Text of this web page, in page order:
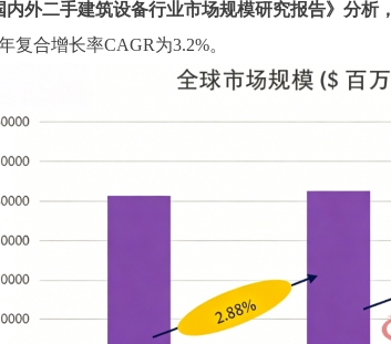
内外二手建筑设备行业市场规模研究报告》分析，
复合增长率CAGR为3.2%。